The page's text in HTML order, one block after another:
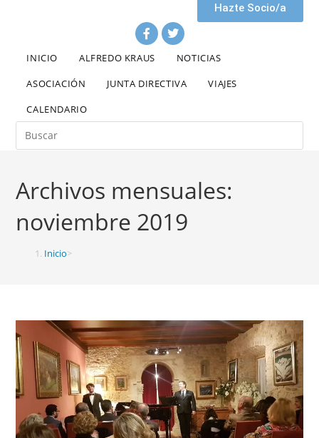
Hazte Socio/a
INICIO ALFREDO KRAUS
NOTICIAS
ASOCIACIÓN
JUNTA DIRECTIVA
VIAJES
CALENDARIO
Archivos mensuales:
noviembre 2019
Inicio>